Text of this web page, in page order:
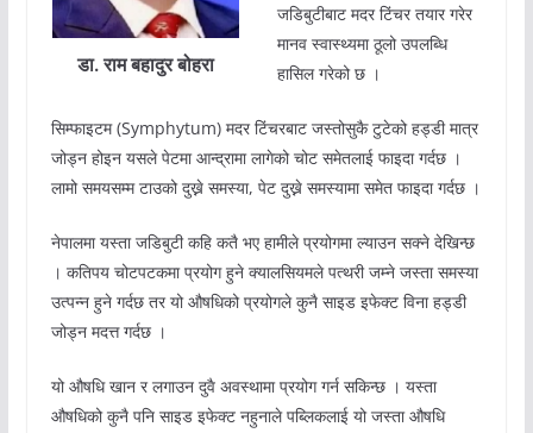
डा. राम बहादुर बोहरा
जडिबुटीबाट मदर टिंचर तयार गरेर
मानव स्वास्थ्यमा ठूलो उपलब्धि
हासिल गरेको छ ।
सिम्फाइटम (Symphytum) मदर टिंचरबाट जस्तोसुकै टुटेको हड्डी मात्र
जोड्न होइन यसले पेटमा आन्द्रामा लागेको चोट समेतलाई फाइदा गर्दछ ।
लामो समयसम्म टाउको दुख्ने समस्या, पेट दुख्ने समस्यामा समेत फाइदा गर्दछ ।
नेपालमा यस्ता जडिबुटी कहि कतै भए हामीले प्रयोगमा ल्याउन सक्ने देखिन्छ
। कतिपय चोटपटकमा प्रयोग हुने क्यालसियमले पत्थरी जम्ने जस्ता समस्या
उत्पन्न हुने गर्दछ तर यो औषधिको प्रयोगले कुनै साइड इफेक्ट विना हड्डी
जोड्न मदत्त गर्दछ ।
यो औषधि खान र लगाउन दुवै अवस्थामा प्रयोग गर्न सकिन्छ । यस्ता
औषधिको कुनै पनि साइड इफेक्ट नहुनाले पब्लिकलाई यो जस्ता औषधि